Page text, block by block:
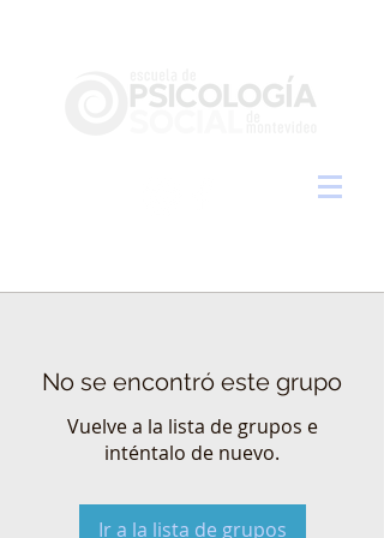
No se encontró este grupo
Vuelve a la lista de grupos e
inténtalo de nuevo.
Ir a la lista de grupos